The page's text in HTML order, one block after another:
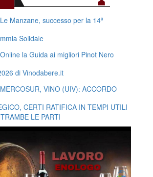
Le Manzane, successo per la 14ª
Solidale
Online la Guida ai migliori Pinot Nero
di Vinodabere.it
MERCOSUR, VINO (UIV): ACCORDO
CERTI RATIFICA IN TEMPI UTILI
LE PARTI